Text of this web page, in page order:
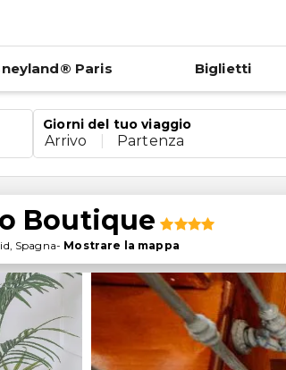
Paris Biglietti
Giorni del tuo viaggio
Arrivo Partenza
Boutique
, Spagna- Mostrare la mappa